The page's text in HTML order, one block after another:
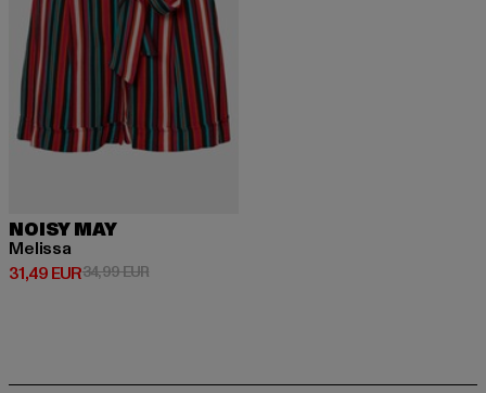
NOISY MAY
Melissa
31,49 EUR
Derzeitiger Preis: 31,49 EUR
34,99 EURAktionspreis: 34,99 EUR